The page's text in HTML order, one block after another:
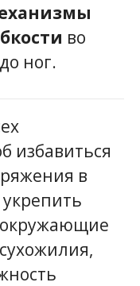
во
ног.
избавиться
в